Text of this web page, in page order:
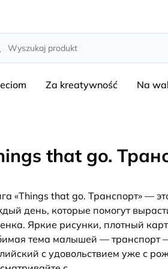
Za kreatywność Na
that go.
«Things that go. Транспорт» —
день, которые помогут
Яркие рисунки, плотный
тема малышей — транспорт —
с удовольствием уже с